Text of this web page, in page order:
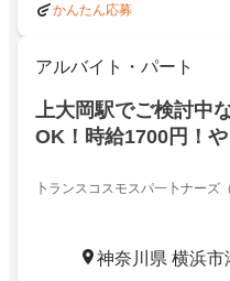
かんたん応募
アルバイト・パート
上大岡駅でご検討中
OK！時給1700円！
卜ランスコスモスパ一卜ナーズ（
神奈川県 横浜市